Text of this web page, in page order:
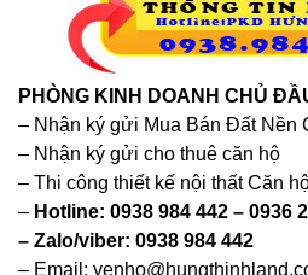
PHÒNG KINH DOANH CHỦ
– Nhận ký gửi Mua Bán Đất Nền
– Nhận ký gửi cho thuê căn hộ
– Thi công thiết kế nội thất Căn
– Hotline: 0938 984 442 – 0936
– Zalo/viber: 0938 984 442
– Email: